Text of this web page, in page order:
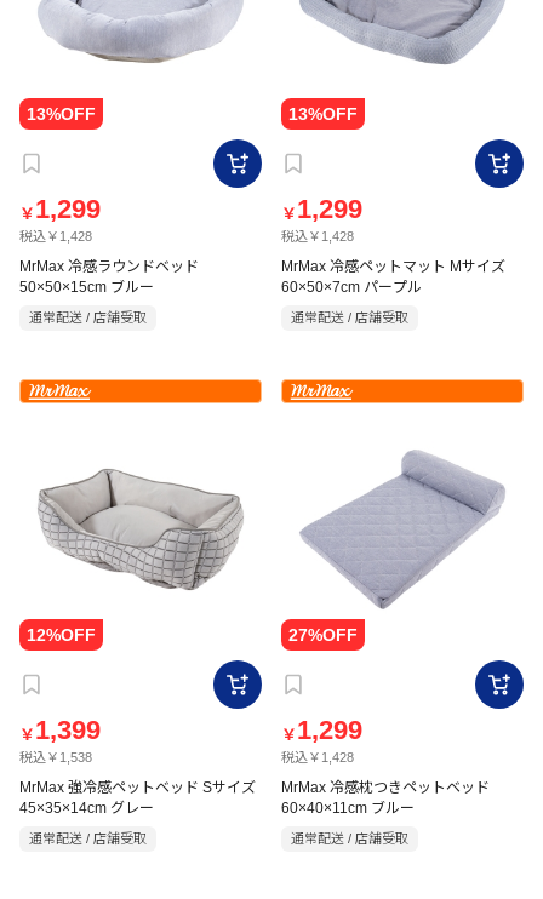
￥ 1,299
税込￥1,428
MrMax 冷感ラウンドベッド
50×50×15cm ブルー
通常配送 / 店舗受取
￥ 1,299
税込￥1,428
MrMax 冷感ペットマット Mサイズ
60×50×7cm パープル
通常配送 / 店舗受取
￥ 1,399
税込￥1,538
MrMax 強冷感ペットベッド Sサイズ
45×35×14cm グレー
通常配送 / 店舗受取
￥ 1,299
税込￥1,428
MrMax 冷感枕つきペットベッド
60×40×11cm ブルー
通常配送 / 店舗受取